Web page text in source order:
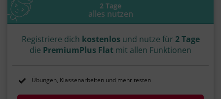
2 Tage
alles nutzen
Registriere dich kostenlos und nutze für 2 Tage
die PremiumPlus Flat mit allen Funktionen
Übungen, Klassenarbeiten und mehr testen